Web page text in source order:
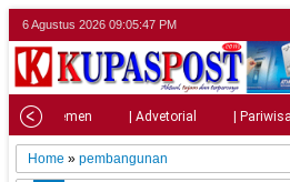
6 Agustus 2026 09:05:48 PM
| Parlemen | Advetorial |
Home »pembangunan